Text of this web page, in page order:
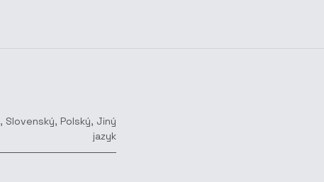
, Slovenský, Polský, Jiný
jazyk